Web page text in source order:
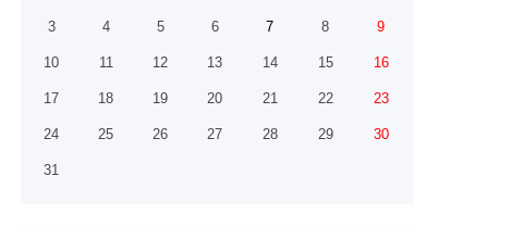
3 4 5 6 7 8 9
10 11 12 13 14 15 16
17 18 19 20 21 22 23
24 25 26 27 28 29 30
31